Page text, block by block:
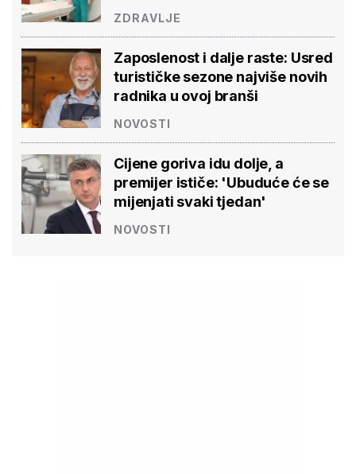
ZDRAVLJE
Zaposlenost i dalje raste: Usred
turističke sezone najviše novih
radnika u ovoj branši
NOVOSTI
Cijene goriva idu dolje, a
premijer ističe: 'Ubuduće će se
mijenjati svaki tjedan'
NOVOSTI